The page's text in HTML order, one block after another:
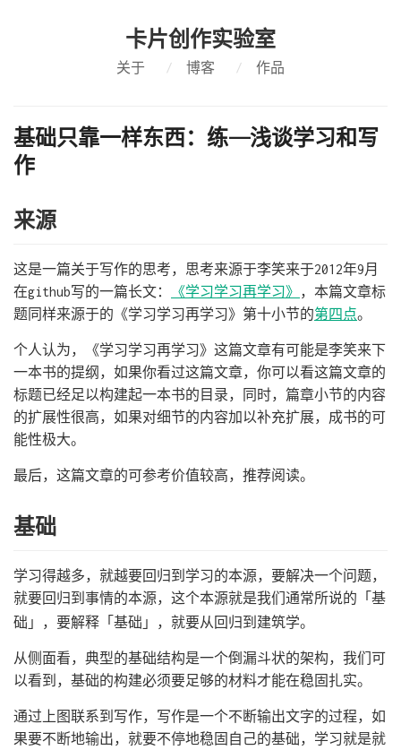
卡片创作实验室
关于 / 博客 / 作品
基础只靠一样东西：练——浅谈学习和写
作
来源
这是一篇关于写作的思考，思考来源于李笑来于2012年9月
在github写的一篇长文：
《学习学习再学习》 ，本篇文章标
题同样来源于的《学习学习再学习》第十小节的第四点。
个人认为，《学习学习再学习》这篇文章有可能是李笑来下
一本书的提纲，如果你看过这篇文章，你可以看这篇文章的
标题已经足以构建起一本书的目录，同时，篇章小节的内容
的扩展性很高，如果对细节的内容加以补充扩展，成书的可
能性极大。
最后，这篇文章的可参考价值较高，推荐阅读。
基础
学习得越多，就越要回归到学习的本源，要解决一个问题，
就要回归到事情的本源，这个本源就是我们通常所说的「基
础」，要解释「基础」，就要从回归到建筑学。
从侧面看，典型的基础结构是一个倒漏斗状的架构，我们可
以看到，基础的构建必须要足够的材料才能在稳固扎实。
通过上图联系到写作，写作是一个不断输出文字的过程，如
果要不断地输出，就要不停地稳固自己的基础，学习就是就